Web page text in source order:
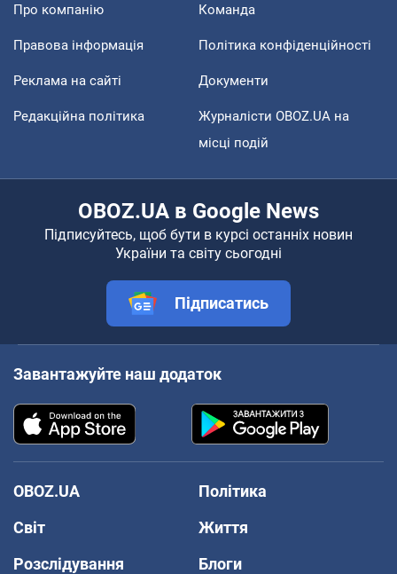
Про компанію Команда
Правова інформація Політика конфіденційності
Реклама на сайті Документи
Редакційна політика
Журналісти OBOZ.UA на
місці подій
OBOZ.UA в Google News
Підписуйтесь, щоб бути в курсі останніх новин
України та світу сьогодні
Підписатись
Завантажуйте наш додаток
OBOZ.UA
Політика
Світ
Життя
Розслідування
Блоги